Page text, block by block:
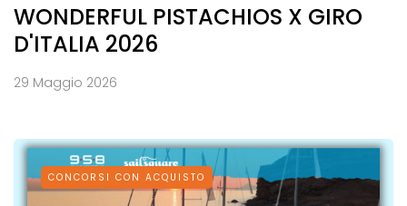
WONDERFUL PISTACHIOS X GIRO
D'ITALIA 2026
29 Maggio 2026
CONCORSI CON ACQUISTO